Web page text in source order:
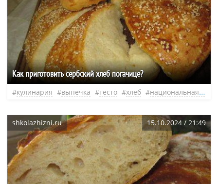
Как приготовить сербский хлеб погачице?
кулинария выпечка тесто хлеб национальная кухня
shkolazhizni.ru 15.10.2024 / 21:49